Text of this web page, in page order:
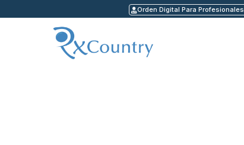
Orden Digital Para Profesionales